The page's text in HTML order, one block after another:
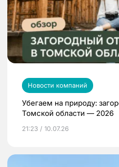
Новости компаний
Убегаем на природу:
Томской области — 2026
21:23 / 10.07.26